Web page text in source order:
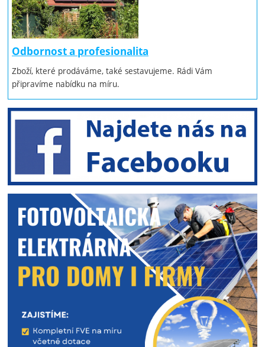
Odbornost a profesionalita
Zboží, které prodáváme, také sestavujeme. Rádi Vám
připravíme nabídku na míru.